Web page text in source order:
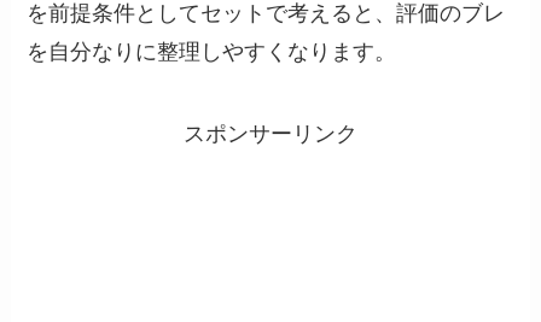
を前提条件としてセットで考えると、評価のブレ
を自分なりに整理しやすくなります。
スポンサーリンク